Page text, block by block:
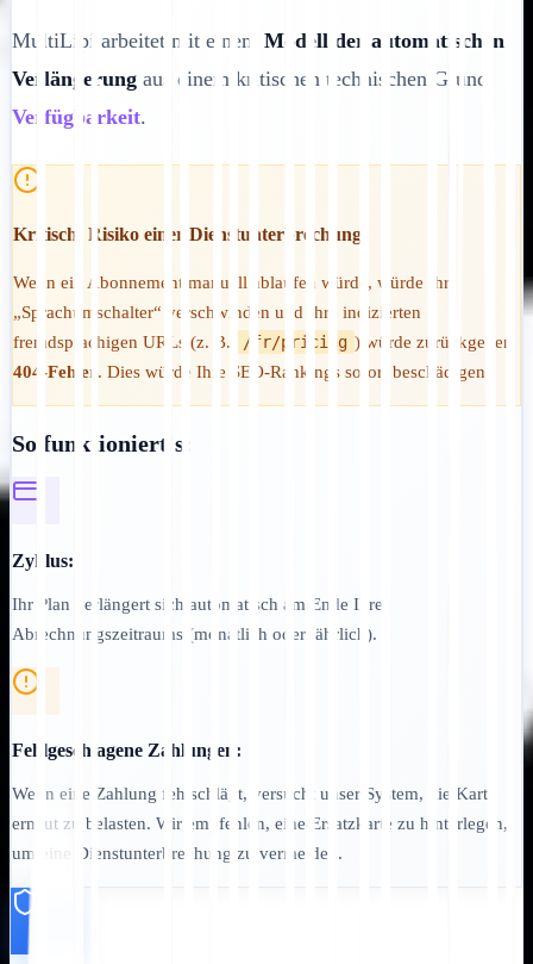
MultiLipi arbeitet mit einem Modell der automatischen
Verlängerung aus einem kritischen technischen Grund:
Verfügbarkeit.
Kritisch: Risiko einer Dienstunterbrechung
Wenn ein Abonnement manuell ablaufen würde, würde Ihr
„Sprachumschalter“ verschwinden und Ihre indizierten
fremdsprachigen URLs (z. B.
/fr/pricing ) würde zurückgeben
404-Fehler . Dies würde Ihre SEO-Rankings sofort beschädigen.
So funktioniert's:
Zyklus:
Ihr Plan verlängert sich automatisch am Ende Ihres
Abrechnungszeitraums (monatlich oder jährlich).
Fehlgeschlagene Zahlungen:
Wenn eine Zahlung fehlschlägt, versucht unser System, die Karte
erneut zu belasten. Wir empfehlen, eine Ersatzkarte zu hinterlegen,
um eine Dienstunterbrechung zu vermeiden.